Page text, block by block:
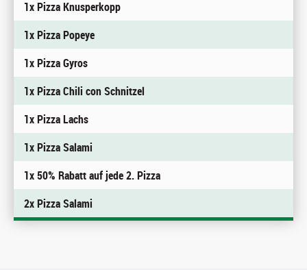
1x Pizza Knusperkopp
1x Pizza Popeye
1x Pizza Gyros
1x Pizza Chili con Schnitzel
1x Pizza Lachs
1x Pizza Salami
1x 50% Rabatt auf jede 2. Pizza
2x Pizza Salami